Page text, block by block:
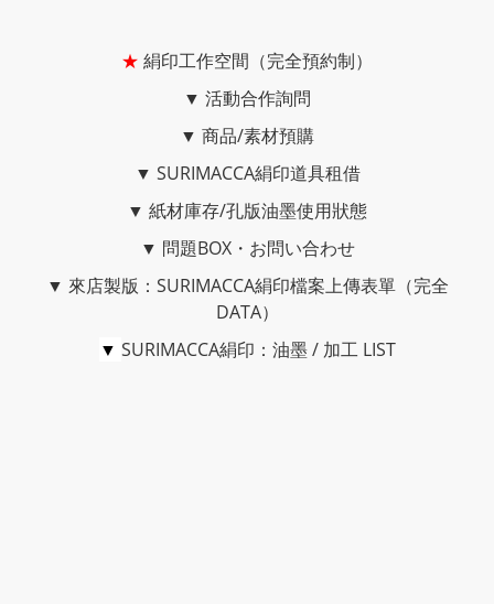
★ 絹印工作空間（完全預約制）
▼ 活動合作詢問
▼ 商品/素材預購
▼ SURIMACCA絹印道具租借
▼ 紙材庫存/孔版油墨使用狀態
▼ 問題BOX・お問い合わせ
▼ 來店製版：SURIMACCA絹印檔案上傳表單（完全
DATA）
▼ SURIMACCA絹印：油墨 / 加工 LIST